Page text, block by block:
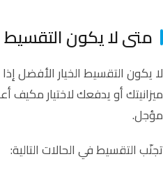
متى لا يكون التقسيط
لا يكون التقسيط الخيار
ميزانيتك أو يدفعك لاختيار مكيف
مؤجل.
تجنّب التقسيط في الحالات التالية: